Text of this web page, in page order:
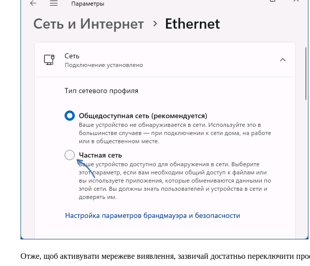
Отже, щоб активувати мережеве виявлення, зазвичай достатньо переключити